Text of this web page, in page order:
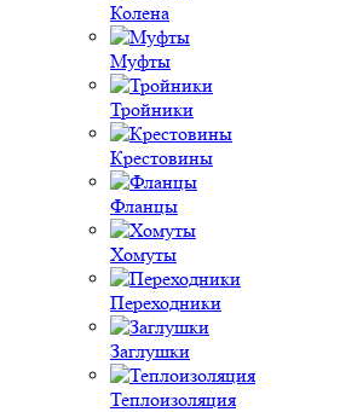
Колена
Муфты
Тройники
Крестовины
Фланцы
Хомуты
Переходники
Заглушки
Теплоизоляция